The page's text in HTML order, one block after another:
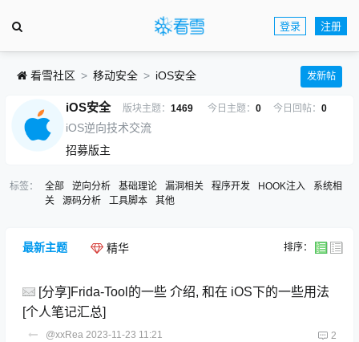
登录 注册
看雪社区 移动安全 iOS安全 发新帖
iOS安全 版块主题： 1469 今日主题： 0 今日回帖： 0
iOS逆向技术交流
招募版主
标签： 全部 逆向分析 基础理论 漏洞相关 程序开发 HOOK注入
系统相
关
源码分析 工具脚本 其他
最新主题 精华 排序：
[分享]Frida-Tool的一些 介绍, 和在 iOS下的一些用法
[个人笔记汇总]
@xxRea 2023-11-23 11:21 2